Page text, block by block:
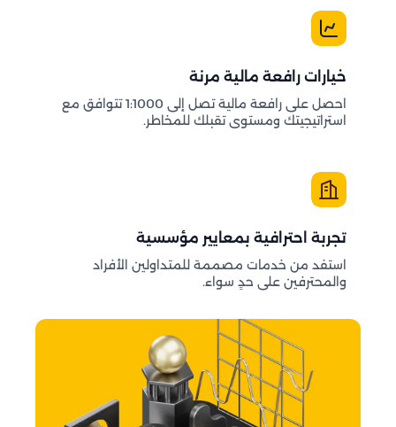
خيارات رافعة مالية مرنة
احصل على رافعة مالية تصل إلى 1:1000 تتوافق مع
استراتيجيتك ومستوى تقبلك للمخاطر.
تجربة احترافية بمعايير مؤسسية
استفد من خدمات مصممة للمتداولين الأفراد
والمحترفين على حدٍ سواء.